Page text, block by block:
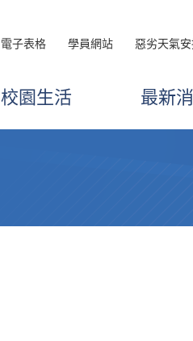
電子表格 學員網站 惡劣天氣
校園生活 最新